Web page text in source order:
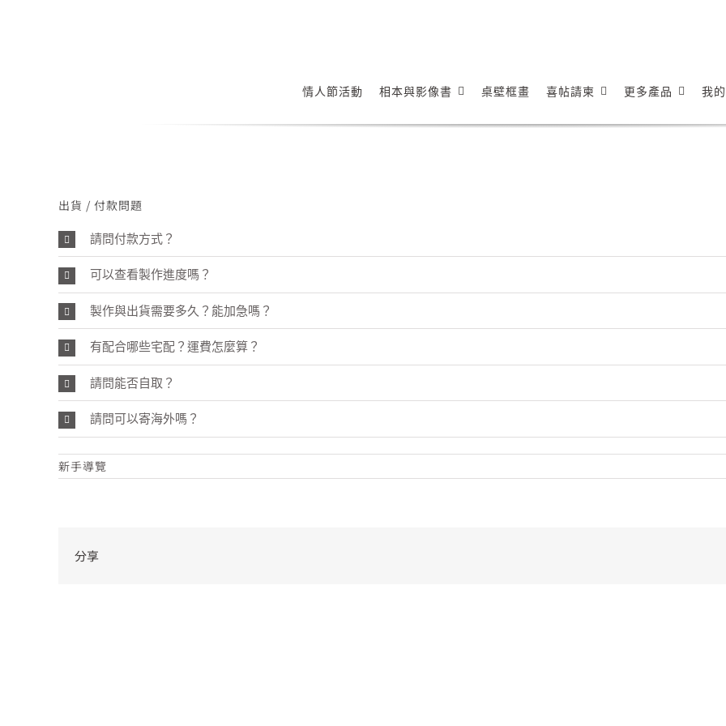
情人節活動 相本與影像書 桌壁框畫 喜帖請柬 更多產品 我
出貨 / 付款問題
請問付款方式？
可以查看製作進度嗎？
製作與出貨需要多久？能加急嗎？
有配合哪些宅配？運費怎麼算？
請問能否自取？
請問可以寄海外嗎？
新手導覽
分享